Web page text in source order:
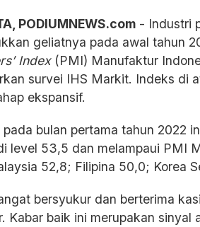
PODIUMNEWS.com - Industri
geliatnya pada awal tahun
Index(PMI) Manufaktur
survei IHS Markit. Indeks di
ekspansif.
pada bulan pertama tahun 2022
level 53,5 dan melampaui PMI
52,8; Filipina 50,0; Korea
bersyukur dan berterima
Kabar baik ini merupakan